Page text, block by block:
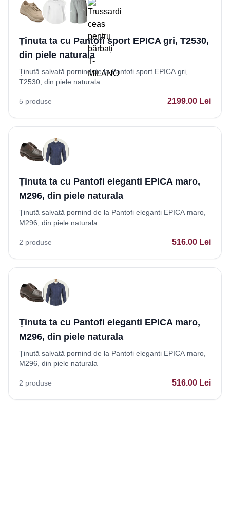
Ținuta ta cu Pantofi sport EPICA gri, T2530,
din piele naturala
Ținută salvată pornind de la Pantofi sport EPICA gri,
T2530, din piele naturala
5 produse 2199.00 Lei
Ținuta ta cu Pantofi eleganti EPICA maro,
M296, din piele naturala
Ținută salvată pornind de la Pantofi eleganti EPICA maro,
M296, din piele naturala
2 produse 516.00 Lei
Ținuta ta cu Pantofi eleganti EPICA maro,
M296, din piele naturala
Ținută salvată pornind de la Pantofi eleganti EPICA maro,
M296, din piele naturala
2 produse 516.00 Lei